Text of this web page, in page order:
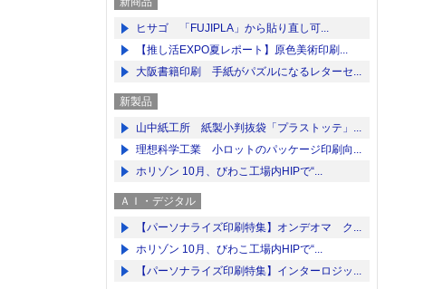
ヒサゴ 「FUJIPLA」から貼り直し可...
【推し活EXPO夏レポート】原色美術印刷...
大阪書籍印刷 手紙がパズルになるレターセ...
新製品
山中紙工所 紙製小判抜袋「プラストッテ」...
理想科学工業 小ロットのパッケージ印刷向...
ホリゾン 10月、びわこ工場内HIPで“...
ＡＩ・デジタル
【パーソナライズ印刷特集】オンデオマ ク...
ホリゾン 10月、びわこ工場内HIPで“...
【パーソナライズ印刷特集】インターロジッ...